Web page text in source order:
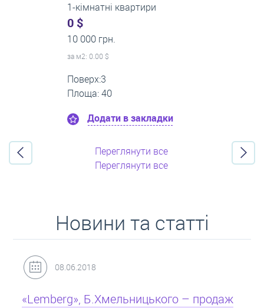
2-кімнатні квартири
0 $
16 000 грн.
за м2: 0.00 $
Поверх:11
Площа: 55
Додати в закладки
Переглянути все
Переглянути все
Новини та статті
31.05.2018
Кредит під заставу нерухомості: іпотека